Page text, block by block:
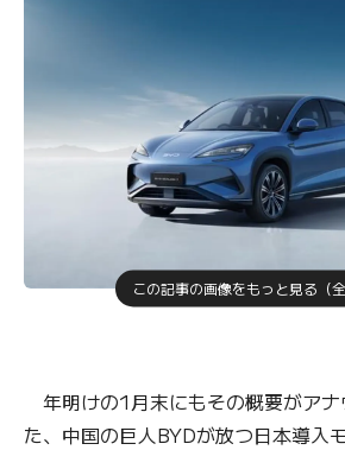
この記事の画像をもっと見る（全
年明けの1月末にもその概要がア
た、中国の巨人BYDが放つ日本導入